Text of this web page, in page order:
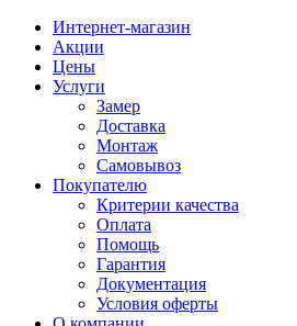
Интернет-магазин
Акции
Цены
Услуги
Замер
Доставка
Монтаж
Самовывоз
Покупателю
Критерии качества
Оплата
Помощь
Гарантия
Документация
Условия оферты